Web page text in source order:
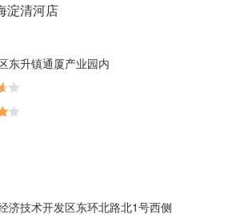
淀清河店
东升镇通厦产业园内
济技术开发区东环北路北1号西侧